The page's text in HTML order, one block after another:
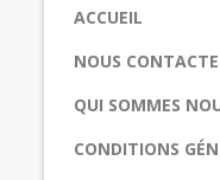
ACCUEIL
NOUS
QUI SOMMES
CONDITIONS